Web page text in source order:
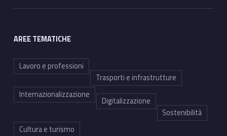
AREE TEMATICHE
Lavoro e professioni
Trasporti e infrastrutture
Internazionalizzazione
Digitalizzazione
Sostenibilità
Cultura e turismo